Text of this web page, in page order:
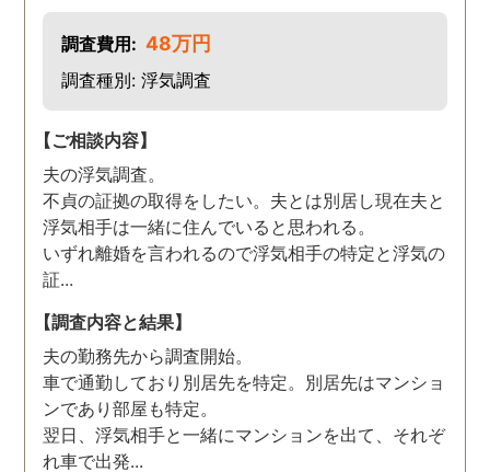
調査費用: 48万円
調査種別: 浮気調査
【ご相談内容】
夫の浮気調査。
不貞の証拠の取得をしたい。夫とは別居し現在夫と
浮気相手は一緒に住んでいると思われる。
いずれ離婚を言われるので浮気相手の特定と浮気の
証...
【調査内容と結果】
夫の勤務先から調査開始。
車で通勤しており別居先を特定。別居先はマンショ
ンであり部屋も特定。
翌日、浮気相手と一緒にマンションを出て、それぞ
れ車で出発...